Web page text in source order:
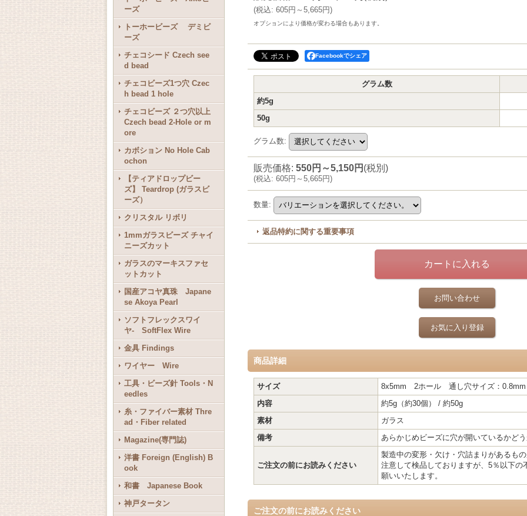
ーズ
トーホービーズ デミビ
ーズ
チェコシード Czech see
d bead
チェコビーズ1つ穴 Czec
h bead 1 hole
チェコビーズ ２つ穴以上
Czech bead 2-Hole or m
ore
カボション No Hole Cab
ochon
【ティアドロップビー
ズ】 Teardrop (ガラスビ
ーズ）
クリスタル リボリ
1mmガラスビーズ チャイ
ニーズカット
ガラスのマーキスファセ
ットカット
国産アコヤ真珠 Japane
se Akoya Pearl
ソフトフレックスワイ
ヤ- SoftFlex Wire
金具 Findings
ワイヤー Wire
工具・ビーズ針 Tools・N
eedles
糸・ファイバー素材 Thre
ad・Fiber related
Magazine(専門誌)
洋書 Foreign (English) B
ook
和書 Japanese Book
神戸タータン
(税込: 605円～5,665円)
オプションにより価格が変わる場合もあります。
Facebookでシェア
グラム数
約5g
50g
グラム数:
販売価格: 550円～5,150円 (税別)
(税込: 605円～5,665円)
数量:
返品特約に関する重要事項
お問い合わせ
お気に入り登録
商品詳細
サイズ
8x5mm 2ホール 通し穴サイズ：0.8mm
内容
約5g（約30個） / 約50g
素材
ガラス
備考
あらかじめビーズに穴が開いているかど
ご注文の前にお読みください
製造中の変形・欠け・穴詰まりがあるも
注意して検品しておりますが、5％以下
願いいたします。
ご注文の前にお読みください